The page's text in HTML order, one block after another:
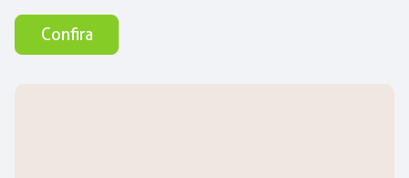
Confira